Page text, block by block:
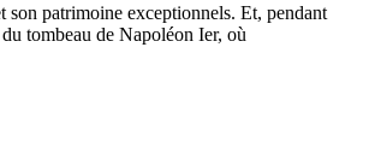
son patrimoine exceptionnels. Et, pendant
tombeau de Napoléon Ier, où